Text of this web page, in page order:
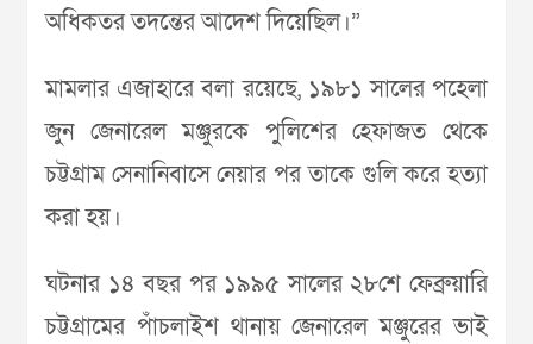
অধিকতর তদন্তের আদেশ দিয়েছিল।”
মামলার এজাহারে বলা রয়েছে, ১৯৮১ সালের পহেলা
জুন জেনারেল মঞ্জুরকে পুলিশের হেফাজত থেকে
চট্টগ্রাম সেনানিবাসে নেয়ার পর তাকে গুলি করে হত্যা
করা হয়।
ঘটনার ১৪ বছর পর ১৯৯৫ সালের ২৮শে ফেব্রুয়ারি
চট্টগ্রামের পাঁচলাইশ থানায় জেনারেল মঞ্জুরের ভাই